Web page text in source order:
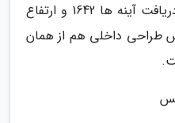
3925 عرض آن بدون در نظر دریافت آینه ها 1642 و ارتفاع
بخش طراحی داخلی هم از همان